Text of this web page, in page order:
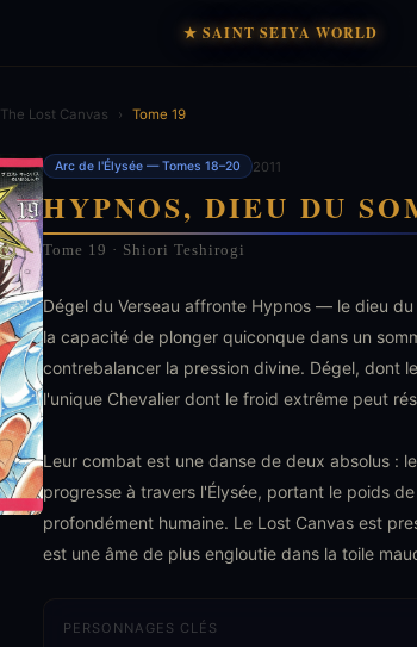
★ SAINT SEIYA WORLD
The Lost Canvas › Tome 19
Arc de l'Élysée — Tomes 18–20 2011
HYPNOS, DIEU DU
Tome 19 · Shiori Teshirogi
Dégel du Verseau affronte Hypnos — le dieu
la capacité de plonger quiconque dans un
contrebalancer la pression divine. Dégel, dont
l'unique Chevalier dont le froid extrême peut
Leur combat est une danse de deux absolus :
progresse à travers l'Élysée, portant le poids
profondément humaine. Le Lost Canvas est
est une âme de plus engloutie dans la toile
PERSONNAGES CLÉS